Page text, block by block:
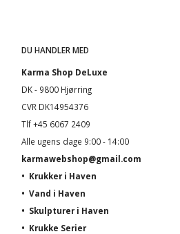
DU HANDLER MED
Karma Shop DeLuxe
DK - 9800 Hjørring
CVR DK14954376
Tlf +45 6067 2409
Alle ugens dage 9:00 - 14:00
karmawebshop@gmail.com
• Krukker i Haven
• Vand i Haven
• Skulpturer i Haven
• Krukke Serier